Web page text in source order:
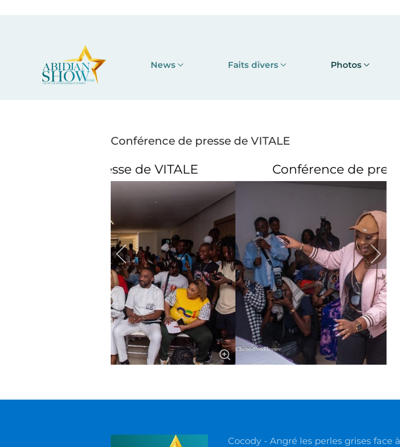
News Faits divers Photos
Conférence de presse de VITALE
Conférence de presse de VITALE
Cocody - Angré les perles grises face à